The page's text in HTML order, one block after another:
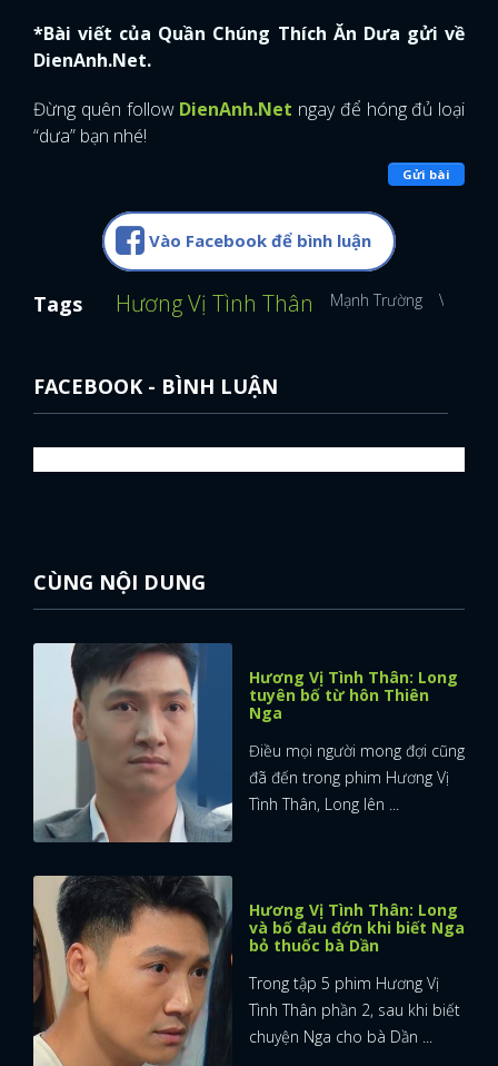
*Bài viết của Quần Chúng Thích Ăn Dưa gửi về
DienAnh.Net.
Đừng quên follow DienAnh.Net ngay để hóng đủ loại
“dưa” bạn nhé!
Gửi bài
Vào Facebook để bình luận
Tags Hương Vị Tình Thân Mạnh Trường Việt
FACEBOOK - BÌNH LUẬN
CÙNG NỘI DUNG
Hương Vị Tình Thân: Long
tuyên bố từ hôn Thiên
Nga
Điều mọi người mong đợi cũng
đã đến trong phim Hương Vị
Tình Thân, Long lên ...
Hương Vị Tình Thân: Long
và bố đau đớn khi biết Nga
bỏ thuốc bà Dần
Trong tập 5 phim Hương Vị
Tình Thân phần 2, sau khi biết
chuyện Nga cho bà Dần ...